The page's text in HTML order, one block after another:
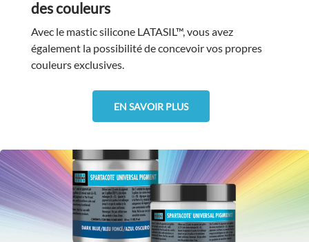
des couleurs
Avec le mastic silicone LATASIL™, vous avez
également la possibilité de concevoir vos propres
couleurs exclusives.
EN SAVOIR PLUS